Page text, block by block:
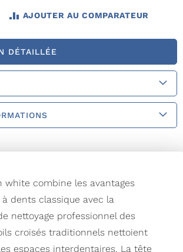
AJOUTER AU COMPARATEUR
DÉTAILLÉE
white combine les avantages
dents classique avec la
nettoyage professionnel des
croisés traditionnels nettoient
espaces interdentaires. La tête